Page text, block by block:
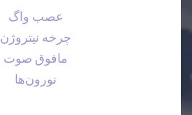
عصب واگ
چرخه نیتروژن
مافوق صوت
نورون‌ها